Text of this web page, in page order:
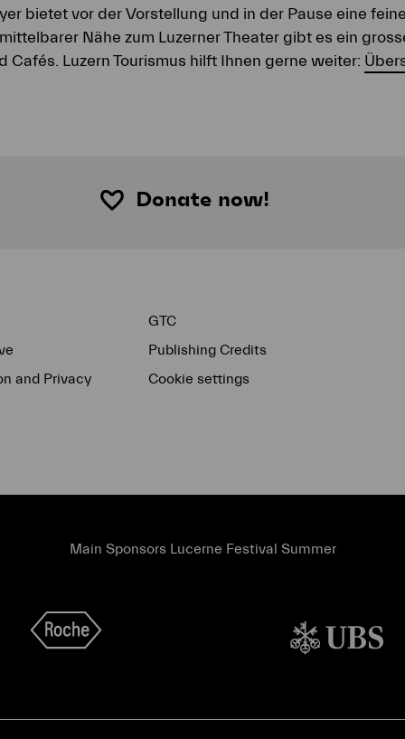
bietet vor der Vorstellung und in der Pause eine
Nähe zum Luzerner Theater gibt es ein
Cafés. Luzern Tourismus hilft Ihnen gerne weiter:
Donate now!
and Privacy
GTC
Publishing Credits
Cookie settings
Main Sponsors Lucerne Festival Summer